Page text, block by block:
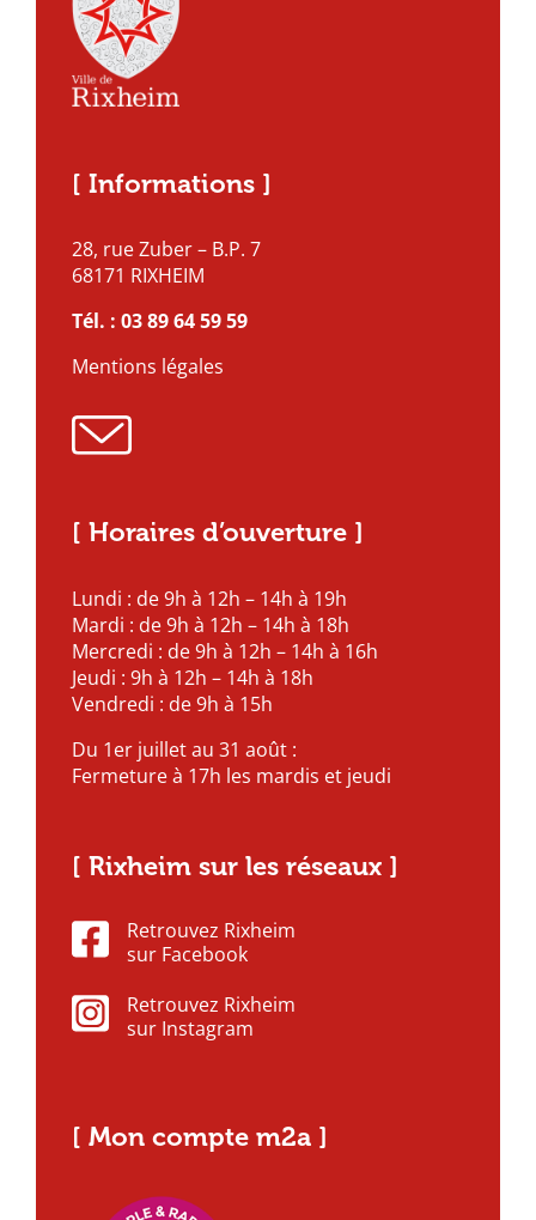
[ Informations ]
28, rue Zuber – B.P. 7
68171 RIXHEIM
Tél. : 03 89 64 59 59
Mentions légales
[ Horaires d’ouverture ]
Lundi : de 9h à 12h – 14h à 19h
Mardi : de 9h à 12h – 14h à 18h
Mercredi : de 9h à 12h – 14h à 16h
Jeudi : 9h à 12h – 14h à 18h
Vendredi : de 9h à 15h
Du 1er juillet au 31 août :
Fermeture à 17h les mardis et jeudi
[ Rixheim sur les réseaux ]
Retrouvez Rixheim
sur Facebook
Retrouvez Rixheim
sur Instagram
[ Mon compte m2a ]